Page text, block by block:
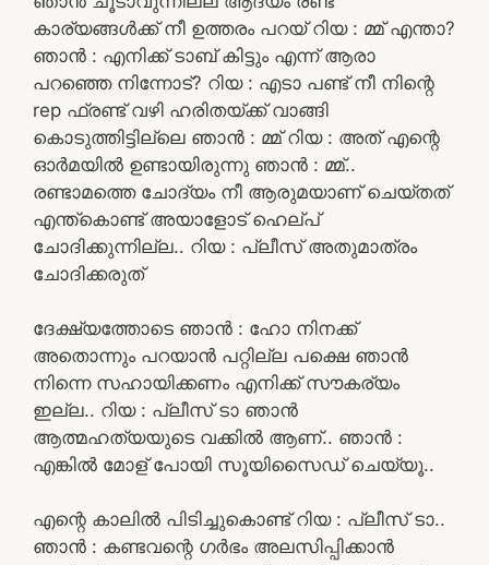
കാര്യങ്ങൾക്ക് നീ ഉത്തരം പറയ് റിയ : മ്മ് എന്താ?
ഞാൻ : എനിക്ക് ടാബ് കിട്ടും എന്ന് ആരാ
പറഞ്ഞെ നിന്നോട്? റിയ : എടാ പണ്ട് നീ നിന്റെ
rep ഫ്രണ്ട് വഴി ഹരിതയ്ക്ക് വാങ്ങി
കൊടുത്തിട്ടില്ലെ ഞാൻ : മ്മ് റിയ : അത് എന്റെ
ഓർമയിൽ ഉണ്ടായിരുന്നു ഞാൻ : മ്മ്..
രണ്ടാമത്തെ ചോദ്യം നീ ആരുമയാണ് ചെയ്തത്
എന്ത്കൊണ്ട് അയാളോട് ഹെല്പ്
ചോദിക്കുന്നില്ല.. റിയ : പ്ലീസ് അതുമാത്രം
ചോദിക്കരുത്
ദേക്ഷ്യത്തോടെ ഞാൻ : ഹോ നിനക്ക്
അതൊന്നും പറയാൻ പറ്റില്ല പക്ഷെ ഞാൻ
നിന്നെ സഹായിക്കണം എനിക്ക് സൗകര്യം
ഇല്ല.. റിയ : പ്ലീസ് ടാ ഞാൻ
ആത്മഹത്യയുടെ വക്കിൽ ആണ്.. ഞാൻ :
എങ്കിൽ മോള് പോയി സൂയിസൈഡ് ചെയ്യൂ..
എന്റെ കാലിൽ പിടിച്ചുകൊണ്ട് റിയ : പ്ലീസ് ടാ..
ഞാൻ : കണ്ടവന്റെ ഗർഭം അലസിപ്പിക്കാൻ